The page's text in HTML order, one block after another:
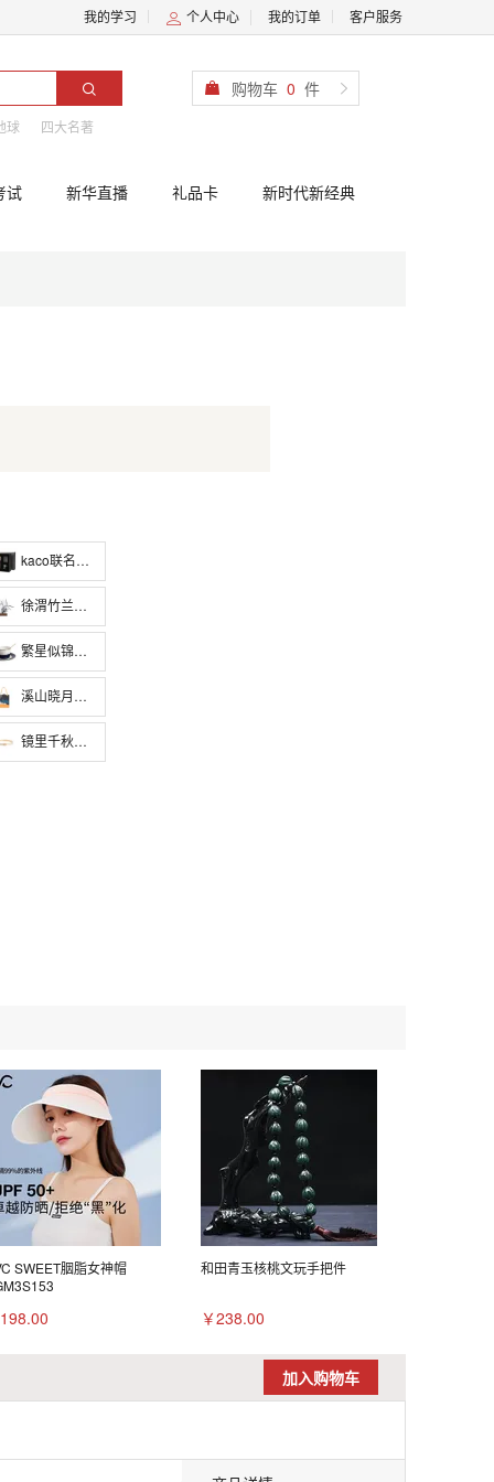
我的学习 个人中心 我的订单 客户服务
球 四大名著
购物车 0 件
试 新华直播 礼品卡 新时代新经典
kaco联名大宁钢笔礼盒（红色/黑色）
徐渭竹兰小夜灯
繁星似锦咖啡杯套装
溪山晓月毛毡包（深灰色/浅灰色）
镜里千秋贝母手镯
SWEET胭脂女神帽
和田青玉核桃文玩手把件
￥238.00
加入购物车